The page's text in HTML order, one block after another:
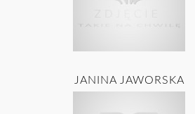
JANINA JAWORSKA